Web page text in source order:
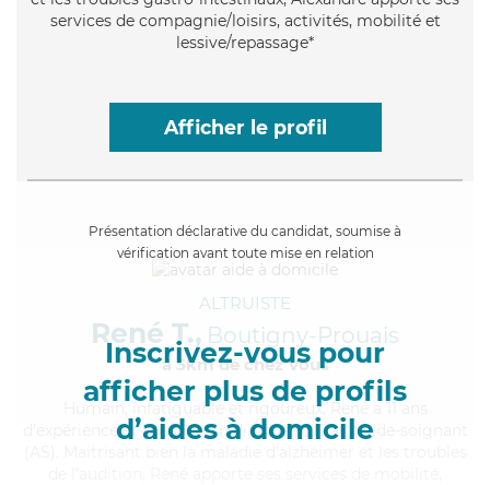
services de compagnie/loisirs, activités, mobilité et
lessive/repassage*
Afficher le profil
Présentation déclarative du candidat, soumise à
vérification avant toute mise en relation
Inscrivez-vous pour
afficher plus de profils
d’aides à domicile
ALTRUISTE
René T., Boutigny-Prouais
à 5km de chez Vous
, infatiguable et rigoureux, René a 11 ans
d'expérience et possède un diplôme d'Etat d'aide-soignant